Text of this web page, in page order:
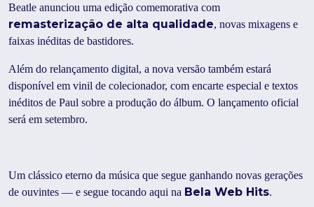
Beatle anunciou uma edição comemorativa com
remasterização de alta qualidade, novas mixagens e
faixas inéditas de bastidores.
Além do relançamento digital, a nova versão também estará
disponível em vinil de colecionador, com encarte especial e textos
inéditos de Paul sobre a produção do álbum. O lançamento oficial
será em setembro.
Um clássico eterno da música que segue ganhando novas gerações
de ouvintes — e segue tocando aqui na Bela Web Hits.